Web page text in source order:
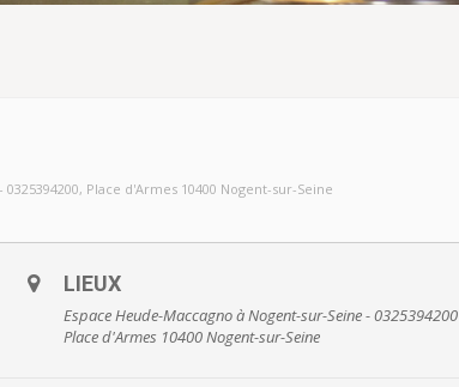
, Place d'Armes 10400 Nogent-sur-Seine
LIEUX
Espace Heude-Maccagno à Nogent-sur-Seine - 0325394200
Place d'Armes 10400 Nogent-sur-Seine